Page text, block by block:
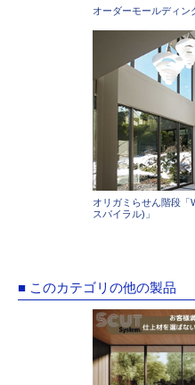
オーダーモールディン
オリガミらせん階段「
スパイラル)」
■ このカテゴリの他の製品